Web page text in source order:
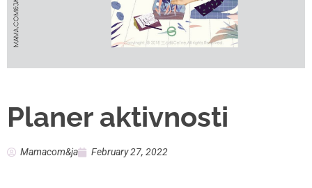
Planer aktivnosti
Mamacom&ja February 27, 2022